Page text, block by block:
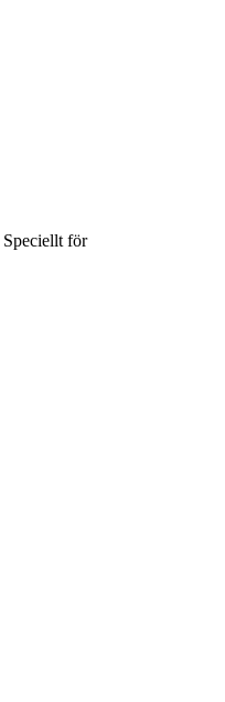
Speciellt för